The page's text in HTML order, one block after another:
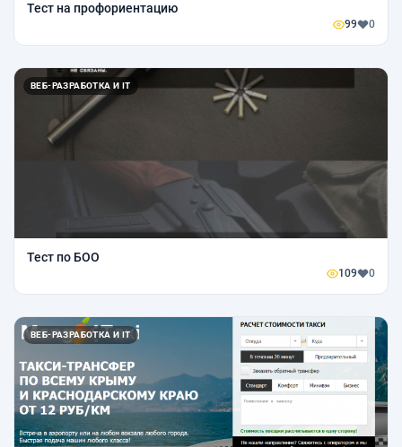
Тест на профориентацию
99 0
ВЕБ-РАЗРАБОТКА И IT
Тест по БОО
109 0
ВЕБ-РАЗРАБОТКА И IT